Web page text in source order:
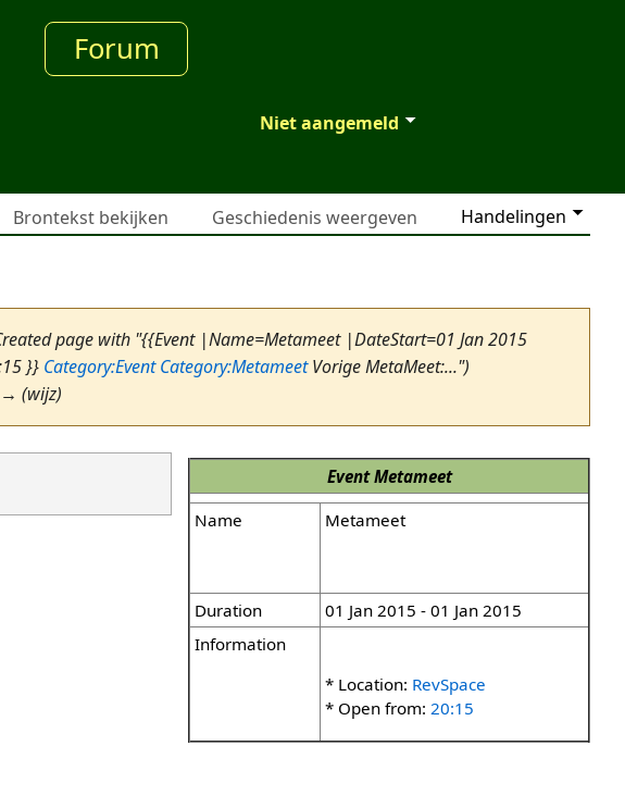
Forum
Niet aangemeld
Handelingen
Brontekst bekijken Geschiedenis weergeven
page with "{{Event |Name=Metameet |DateStart=01 Jan 2015
}} Category:Event Category:MetameetVorige MetaMeet:...")
→ (wijz)
EventMetameet
Name
Metameet
Duration
01 Jan 2015 - 01 Jan 2015
Information
* Location: RevSpace
* Open from: 20:15